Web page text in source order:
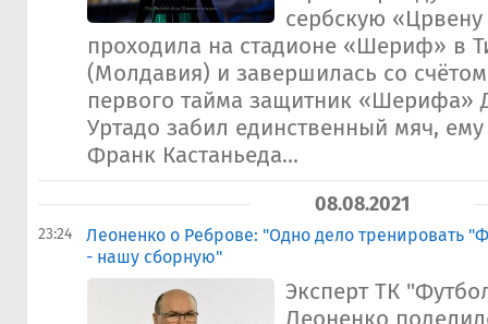
сербскую «Црвену
проходила на стадионе «Шериф» в
(Молдавия) и завершилась со
первого тайма защитник «Шерифа»
Уртадо забил единственный мяч, ему
Франк Кастаньеда...
08.08.2021
23:24
Леоненко о Реброве: "Одно дело тренировать
- нашу сборную"
Эксперт ТК